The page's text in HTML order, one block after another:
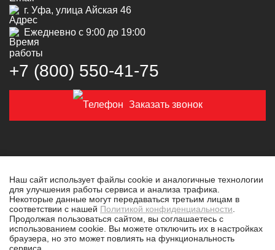
г. Уфа, улица Айская 46
Ежедневно с 9:00 до 19:00
+7 (800) 550‑41‑75
Заказать звонок
© 2019-2026 Толковая техника
Политика конфиденциальности
Разработано в tim-marketing.ru
Наш сайт использует файлы cookie и аналогичные технологии
для улучшения работы сервиса и анализа трафика.
Некоторые данные могут передаваться третьим лицам в
соответствии с нашей Политикой конфиденциальности
Продолжая пользоваться сайтом, вы соглашаетесь с
использованием cookie. Вы можете отключить их в настройках
браузера, но это может повлиять на функциональность